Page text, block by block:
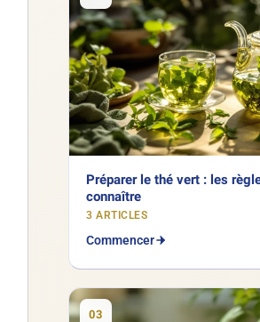
Préparer le thé vert : les
connaître
3 ARTICLES
Commencer
03